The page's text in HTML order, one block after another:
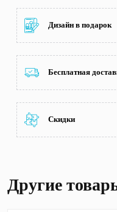
Дизайн в подарок
Бесплатная
Скидки
Другие